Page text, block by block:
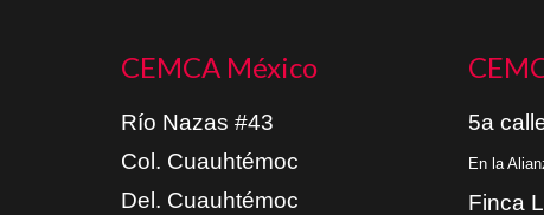
CEMCA México
Río Nazas #43
Col. Cuauhtémoc
Del. Cuauhtémoc
5a
En la
Finca